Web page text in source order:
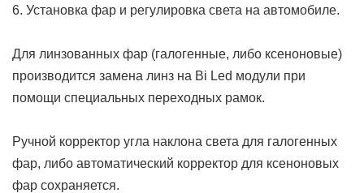
6. Установка фар и регулировка света на автомобиле.
Для линзованных фар (галогенные, либо ксеноновые)
производится замена линз на Bi Led модули при
помощи специальных переходных рамок.
Ручной корректор угла наклона света для галогенных
фар, либо автоматический корректор для ксеноновых
фар сохраняется.